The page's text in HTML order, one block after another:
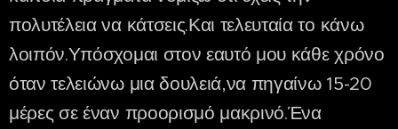
πολυτέλεια να κάτσεις.Και τελευταία το κάνω
λοιπόν.Υπόσχομαι στον εαυτό μου κάθε χρόνο
όταν τελειώνω μια δουλειά,να πηγαίνω 15-20
μέρες σε έναν προορισμό μακρινό.Ένα